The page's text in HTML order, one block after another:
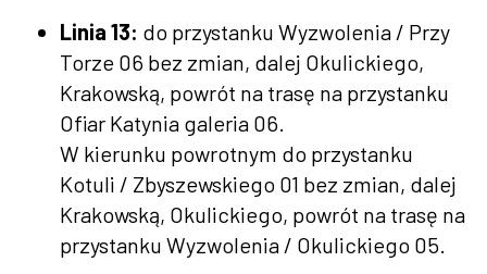
Linia 13: do przystanku Wyzwolenia / Przy
Torze 06 bez zmian, dalej Okulickiego,
Krakowską, powrót na trasę na przystanku
Ofiar Katynia galeria 06.
W kierunku powrotnym do przystanku
Kotuli / Zbyszewskiego 01 bez zmian, dalej
Krakowską, Okulickiego, powrót na trasę na
przystanku Wyzwolenia / Okulickiego 05.